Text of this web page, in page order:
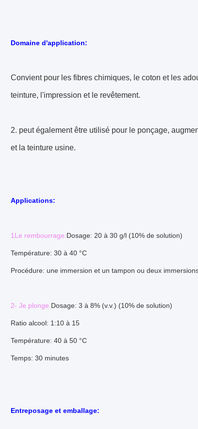
Domaine d'application:
Convient pour les fibres chimiques, le coton et les
teinture, l'impression et le revêtement.
2. peut également être utilisé pour le ponçage,
et la teinture usine.
Applications:
1Le rembourrage:Dosage: 20 à 30 g/l (10% de solution)
Température: 30 à 40 °C
Procédure: une immersion et un tampon ou deux
2- Je plonge. Dosage: 3 à 8% (v.v.) (10% de solution)
Ratio alcool: 1:10 à 15
Température: 40 à 50 °C
Temps: 30 minutes
Entreposage et emballage: